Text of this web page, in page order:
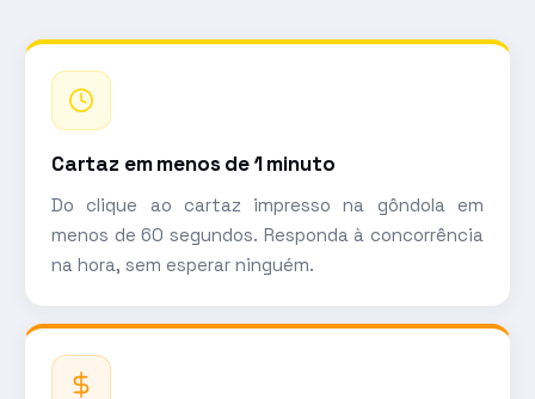
Cartaz em menos de 1 minuto
Do clique ao cartaz impresso na gôndola em
menos de 60 segundos. Responda à concorrência
na hora, sem esperar ninguém.